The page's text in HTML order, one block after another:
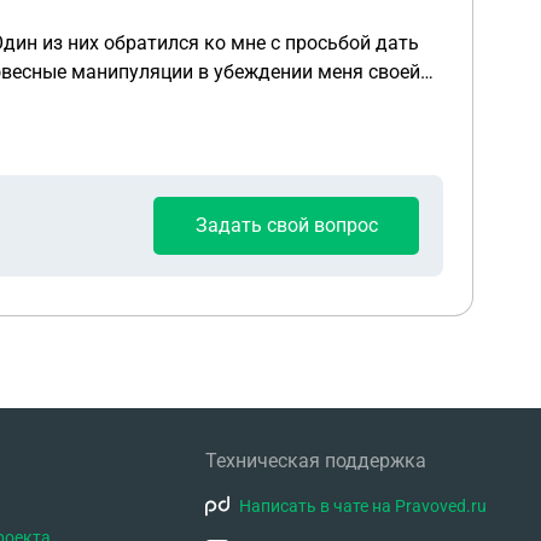
из них обратился ко мне с просьбой дать
манипуляции в убеждении меня своей
и созвоне деньги не только не
требует адреса регистрации ответчика,
Задать свой вопрос
Техническая поддержка
Написать в чате на Pravoved.ru